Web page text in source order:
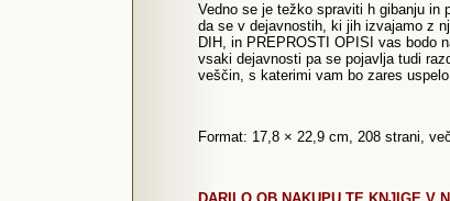
Vedno se je težko spraviti h gibanju in
da se v dejavnostih, ki jih izvajamo z
DIH, in PREPROSTI OPISI vas bodo
vsaki dejavnosti pa se pojavlja tudi
veščin, s katerimi vam bo zares
Format: 17,8 × 22,9 cm, 208 strani,